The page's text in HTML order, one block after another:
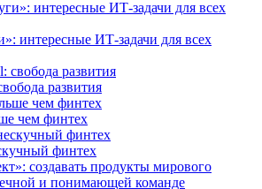
интересные ИТ-задачи для всех
развития
чем финтех
финтех